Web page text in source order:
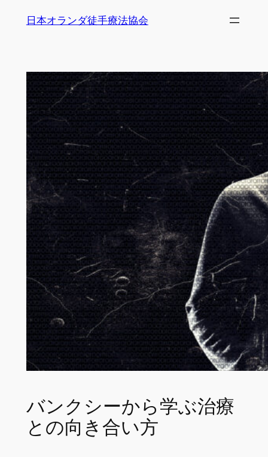
日本オランダ徒手療法協会
バンクシーから学ぶ治療
との向き合い方